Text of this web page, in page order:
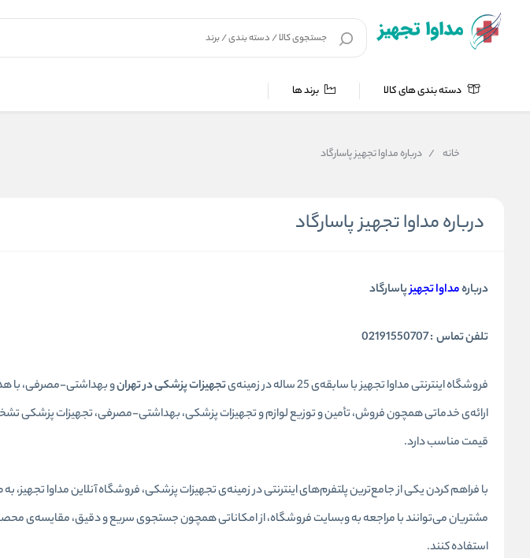
دسته بندی های کالا برند ها
خانه / درباره مداوا تجهیز پاسارگاد
درباره مداوا تجهیز پاسارگاد
دربارهمداوا تجهیزپاسارگاد
تلفن تماس : 02191550707
فروشگاه اینترنتی مداوا تجهیز با سابقه‌ی 25 ساله در زمینه‌ی تجهیزات پزشکی در تهرانو بهداشتی-مصرفی، با
ارائه‌ی خدماتی همچون فروش، تأمین و توزیع لوازم و تجهیزات پزشکی، بهداشتی-مصرفی، تجهیزات پزشکی
قیمت مناسب دارد.
مشتریان می‌توانند با مراجعه به وبسایت فروشگاه، از امکاناتی همچون جستجوی سریع و دقیق،
استفاده کنند.